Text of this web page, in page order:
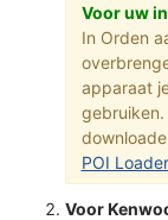
Voor uw
In Orden
apparaat
POI
Voor